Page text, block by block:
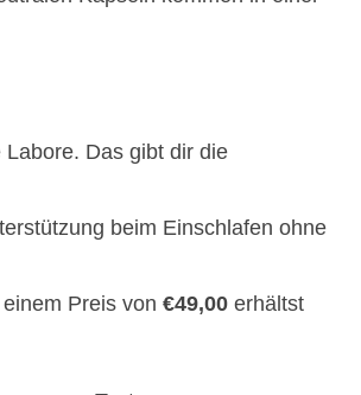
Das gibt dir die
beim Einschlafen ohne
Preis von €49,00 erhältst